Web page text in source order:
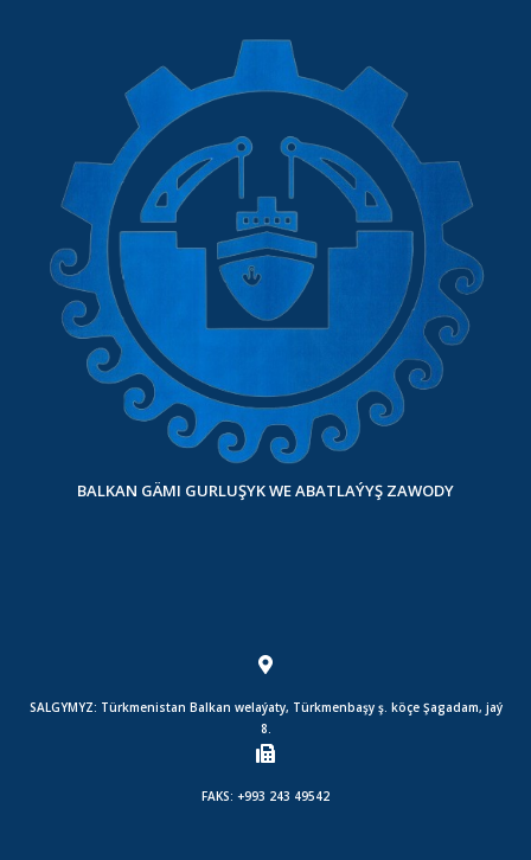
BALKAN GÄMI GURLUŞYK WE ABATLAÝYŞ ZAWODY
SALGYMYZ: Türkmenistan Balkan welaýaty, Türkmenbaşy ş. köçe Şagadam, jaý
8.
FAKS: +993 243 49542